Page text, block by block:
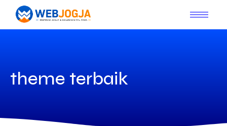
theme terbaik